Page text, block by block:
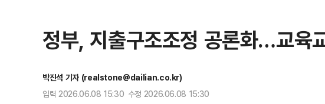
정부, 지출구조조정 공론화…교육
박진석 기자 (realstone@dailian.co.kr)
입력 2026.06.08 15:30 수정 2026.06.08 15:30